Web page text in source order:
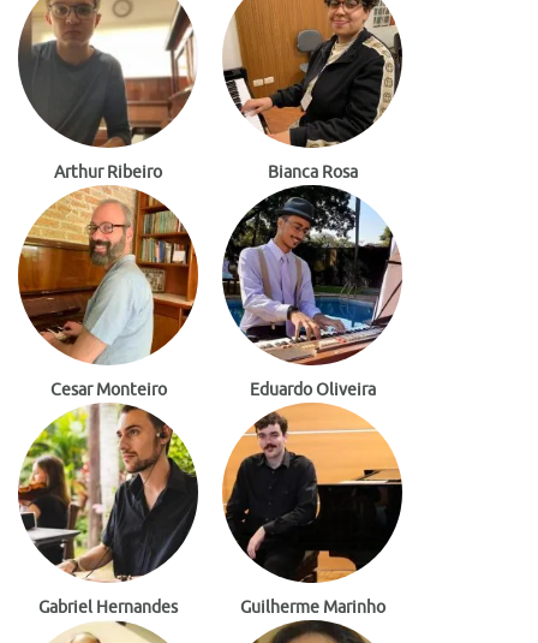
Arthur Ribeiro Bianca Rosa
Cesar Monteiro Eduardo Oliveira
Gabriel Hernandes Guilherme Marinho